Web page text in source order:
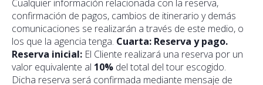
Cualquier información relacionada con la reserva,
confirmación de pagos, cambios de itinerario y demás
comunicaciones se realizarán a través de este medio, o
los que la agencia tenga. Cuarta: Reserva y pago.
Reserva inicial: El Cliente realizará una reserva por un
valor equivalente al 10% del total del tour escogido.
Dicha reserva será confirmada mediante mensaje de